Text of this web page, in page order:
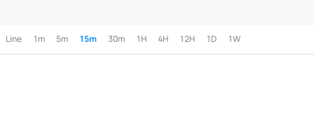
Line 1m 5m 15m 30m 1H 4H 12H 1D 1W